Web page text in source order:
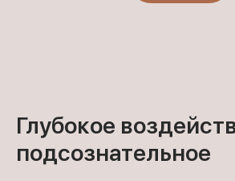
Глубокое
подсознательное